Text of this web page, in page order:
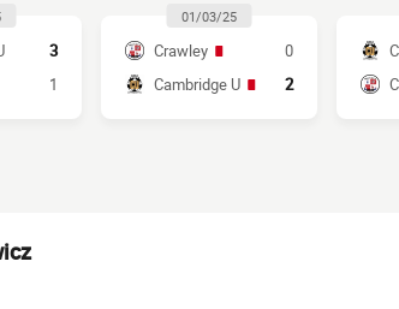
3
1
01/03/25
Crawley
0
Cambridge U
2